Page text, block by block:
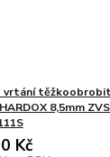
vrtání
8,5mm
Kč